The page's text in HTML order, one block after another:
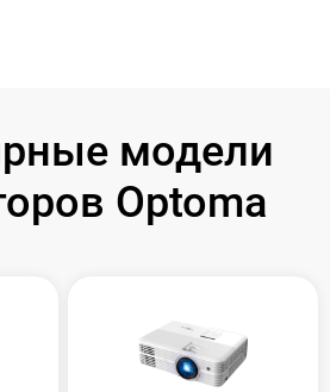
модели
Optoma